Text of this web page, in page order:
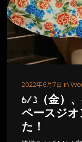
2022年6月7日 in
6/3（金）
ペースジオ
た！